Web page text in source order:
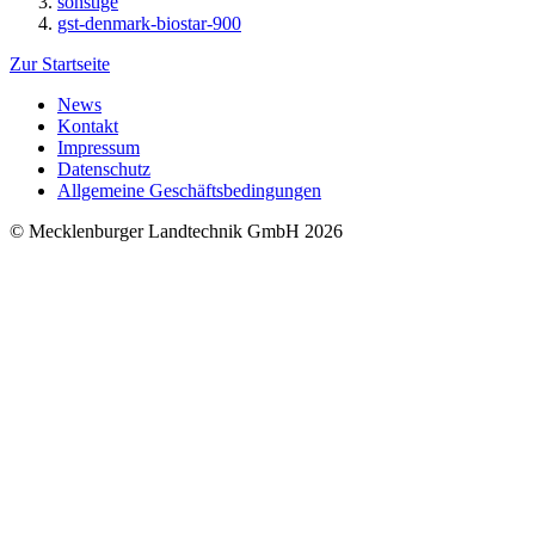
gst-denmark-biostar-900
Zur Startseite
News
Kontakt
Impressum
Datenschutz
Allgemeine Geschäftsbedingungen
© Mecklenburger Landtechnik GmbH 2026